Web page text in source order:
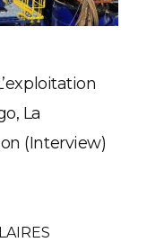
La
(Interview)